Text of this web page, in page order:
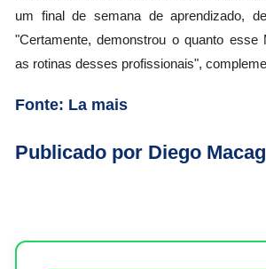
um final de semana de aprendizado,
"Certamente, demonstrou o quanto esse
as rotinas desses profissionais",
Fonte: La mais
Publicado por Diego